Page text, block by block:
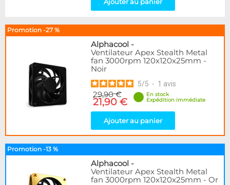
Promotion -27 %
Alphacool -
Ventilateur Apex Stealth Metal
fan 3000rpm 120x120x25mm -
Noir
5/5 - 1 avis
29,90 €
21,90 €
En stock
Expédition immédiate
Ajouter au panier
Promotion -13 %
Alphacool -
Ventilateur Apex Stealth Metal
fan 3000rpm 120x120x25mm - Or